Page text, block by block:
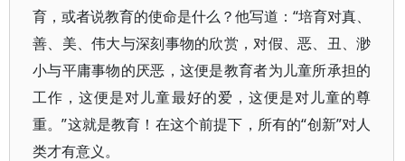
育，或者说教育的使命是什么？他写道：“培育对真、
善、美、伟大与深刻事物的欣赏，对假、恶、丑、渺
小与平庸事物的厌恶，这便是教育者为儿童所承担的
工作，这便是对儿童最好的爱，这便是对儿童的尊
重。”这就是教育！在这个前提下，所有的“创新”对人
类才有意义。